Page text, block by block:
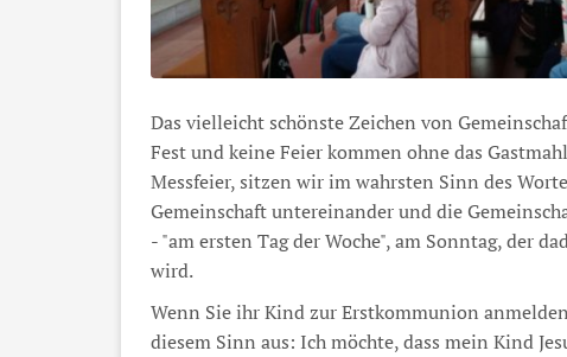
Das vielleicht schönste Zeichen von
Fest und keine Feier kommen ohne das
Messfeier, sitzen wir im wahrsten Sinn des
Gemeinschaft untereinander und die
- "am ersten Tag der Woche", am Sonntag, der
wird.
Wenn Sie ihr Kind zur Erstkommunion
diesem Sinn aus: Ich möchte, dass mein Kind